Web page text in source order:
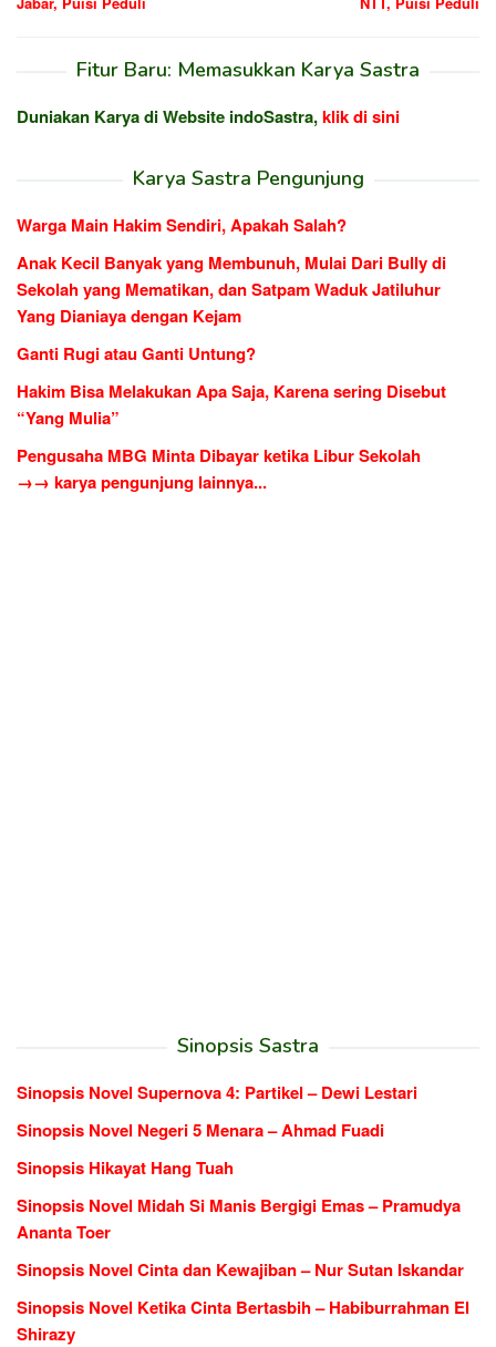
Fitur Baru: Memasukkan Karya Sastra
Duniakan Karya di Website indoSastra,klik di sini
Karya Sastra Pengunjung
Warga Main Hakim Sendiri, Apakah Salah?
Anak Kecil Banyak yang Membunuh, Mulai Dari Bully di
Sekolah yang Mematikan, dan Satpam Waduk Jatiluhur
Yang Dianiaya dengan Kejam
Ganti Rugi atau Ganti Untung?
Hakim Bisa Melakukan Apa Saja, Karena sering Disebut
“Yang Mulia”
Pengusaha MBG Minta Dibayar ketika Libur Sekolah
→→ karya pengunjung lainnya...
Sinopsis Sastra
Sinopsis Novel Supernova 4: Partikel – Dewi Lestari
Sinopsis Novel Negeri 5 Menara – Ahmad Fuadi
Sinopsis Hikayat Hang Tuah
Sinopsis Novel Midah Si Manis Bergigi Emas – Pramudya
Ananta Toer
Sinopsis Novel Cinta dan Kewajiban – Nur Sutan Iskandar
Sinopsis Novel Ketika Cinta Bertasbih – Habiburrahman El
Shirazy